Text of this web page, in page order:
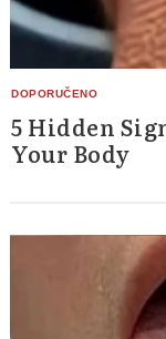
5 Hidden
Your Body